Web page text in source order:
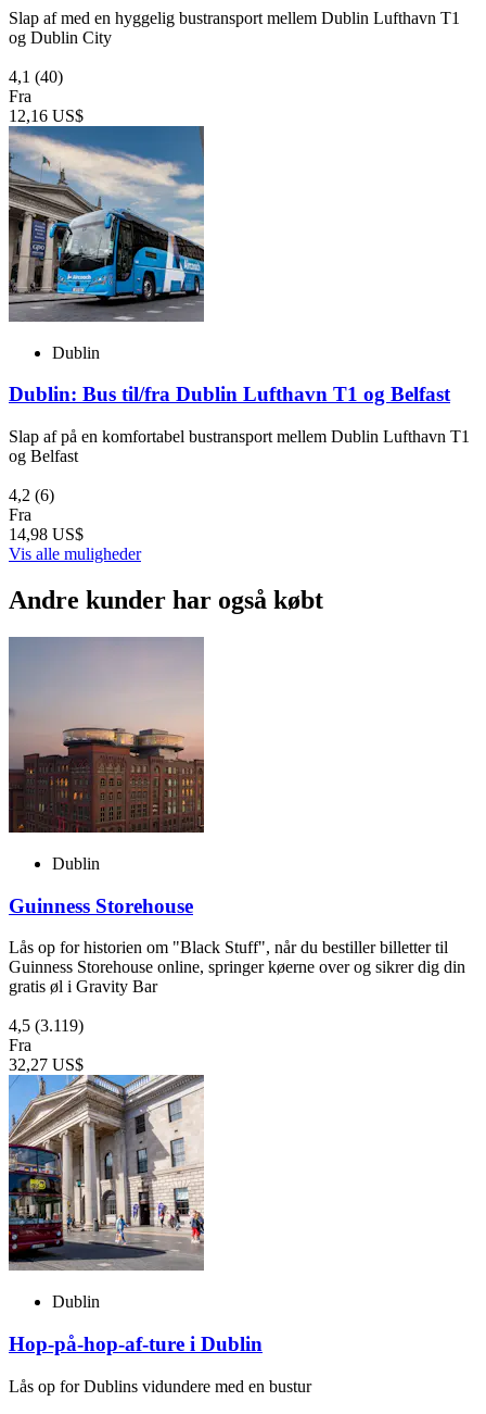
Slap af med en hyggelig bustransport mellem Dublin Lufthavn T1
og Dublin City
4,1 (40)
Fra
12,16 US$
Dublin
Dublin: Bus til/fra Dublin Lufthavn T1 og Belfast
Slap af på en komfortabel bustransport mellem Dublin Lufthavn T1
og Belfast
4,2 (6)
Fra
14,98 US$
Vis alle muligheder
Andre kunder har også købt
Dublin
Guinness Storehouse
Lås op for historien om "Black Stuff", når du bestiller billetter til
Guinness Storehouse online, springer køerne over og sikrer dig din
gratis øl i Gravity Bar
4,5 (3.119)
Fra
32,27 US$
Dublin
Hop-på-hop-af-ture i Dublin
Lås op for Dublins vidundere med en bustur